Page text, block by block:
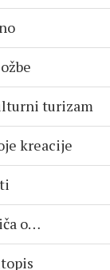
turizam
kreacije
o…